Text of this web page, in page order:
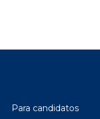
Para candidatos